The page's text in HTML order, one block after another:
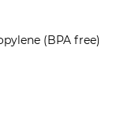
(BPA free)